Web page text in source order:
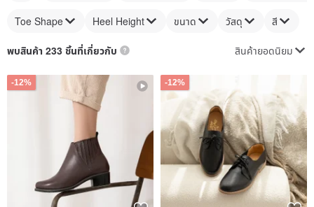
Toe Shape Heel Height ขนาด วัสดุ สี
พบสินค้า 233 ชิ้นที่เกี่ยวกับ สินค้ายอดนิยม
-12% -12%